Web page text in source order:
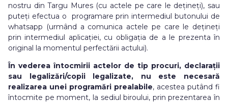
nostru din Targu Mures (cu actele pe care le dețineți), sau
puteți efectua o programare prin intermediul butonului de
whatsapp (urmând a comunica actele pe care le dețineți
prin intermediul aplicației, cu obligația de a le prezenta în
original la momentul perfectării actului).
În vederea întocmirii actelor de tip procuri, declarații
sau legalizări/copii legalizate, nu este necesară
realizarea unei programări prealabile, acestea putând fi
întocmite pe moment, la sediul biroului, prin prezentarea în